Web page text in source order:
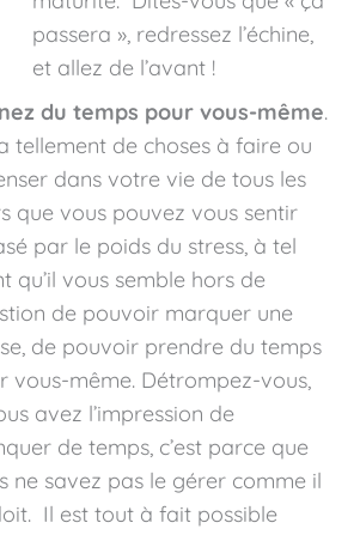
passera », redressez l’échine,
et allez de l’avant !
du temps pour vous-même.
tellement de choses à faire ou
dans votre vie de tous les
que vous pouvez vous sentir
par le poids du stress, à tel
qu’il vous semble hors de
de pouvoir marquer une
de pouvoir prendre du temps
vous-même. Détrompez-vous,
avez l’impression de
de temps, c’est parce que
ne savez pas le gérer comme il
Il est tout à fait possible